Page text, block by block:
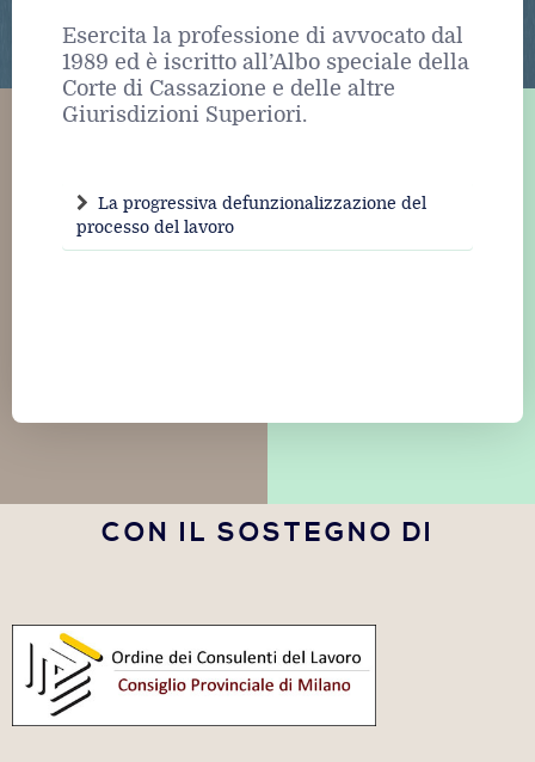
Esercita la professione di avvocato dal
1989 ed è iscritto all’Albo speciale della
Corte di Cassazione e delle altre
Giurisdizioni Superiori.
La progressiva defunzionalizzazione del
processo del lavoro
CON IL SOSTEGNO DI